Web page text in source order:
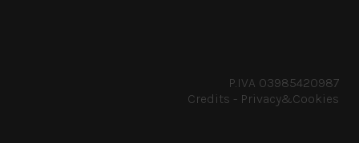
P.IVA 03985420987
Credits - Privacy&Cookies